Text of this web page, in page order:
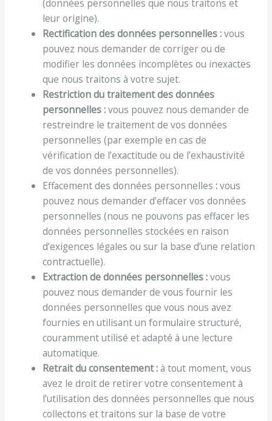
(données personnelles que nous traitons et
leur origine).
Rectification des données personnelles :vous
pouvez nous demander de corriger ou de
modifier les données incomplètes ou inexactes
que nous traitons à votre sujet.
Restriction du traitement des données
personnelles :vous pouvez nous demander de
restreindre le traitement de vos données
personnelles (par exemple en cas de
vérification de l’exactitude ou de l’exhaustivité
de vos données personnelles).
Effacement des données personnelles:vous
pouvez nous demander d’effacer vos données
personnelles (nous ne pouvons pas effacer les
données personnelles stockées en raison
d’exigences légales ou sur la base d’une relation
contractuelle).
Extraction de données personnelles :vous
pouvez nous demander de vous fournir les
données personnelles que vous nous avez
fournies en utilisant un formulaire structuré,
couramment utilisé et adapté à une lecture
automatique.
Retrait du consentement :à tout moment, vous
avez le droit de retirer votre consentement à
l’utilisation des données personnelles que nous
collectons et traitons sur la base de votre